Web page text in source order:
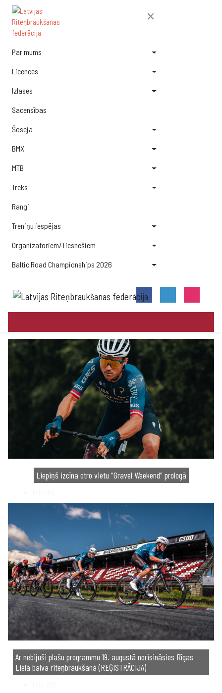
×
Par mums
Licences
Izlases
Sacensības
Šoseja
BMX
MTB
Treks
Rangi
Treniņu iespējas
Organizatoriem/Tiesnešiem
Baltic Road Championships 2026
Liepiņš izcīna otro vietu “Gravel Weekend” prologā
Ar nebijuši plašu programmu 19. augustā norisināsies Rīgas
Lielā balva riteņbraukšanā (REĢISTRĀCIJA)